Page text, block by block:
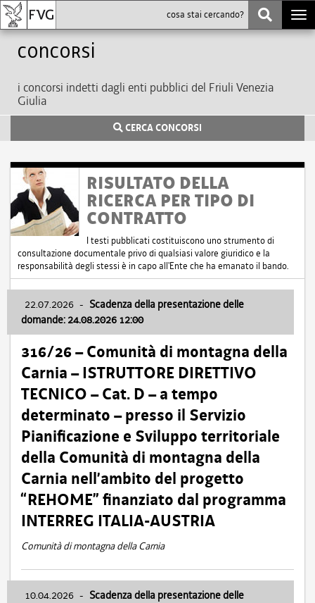
Concorsi
i concorsi indetti dagli enti pubblici del Friuli Venezia
Giulia
CERCA CONCORSI
RISULTATO DELLA
RICERCA PER TIPO DI
CONTRATTO
I testi pubblicati costituiscono uno strumento di
consultazione documentale privo di qualsiasi valore giuridico e la
responsabilità degli stessi è in capo all'Ente che ha emanato il bando.
22.07.2026 - Scadenza della presentazione delle
domande: 24.08.2026 12:00
316/26 – Comunità di montagna della
Carnia – ISTRUTTORE DIRETTIVO
TECNICO – Cat. D – a tempo
determinato – presso il Servizio
Pianificazione e Sviluppo territoriale
della Comunità di montagna della
Carnia nell’ambito del progetto
“REHOME” finanziato dal programma
INTERREG ITALIA-AUSTRIA
Comunità di montagna della Carnia
10.04.2026 - Scadenza della presentazione delle